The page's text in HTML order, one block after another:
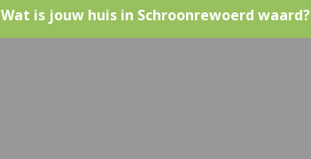
Wat is jouw huis in Schroonrewoerd waard?